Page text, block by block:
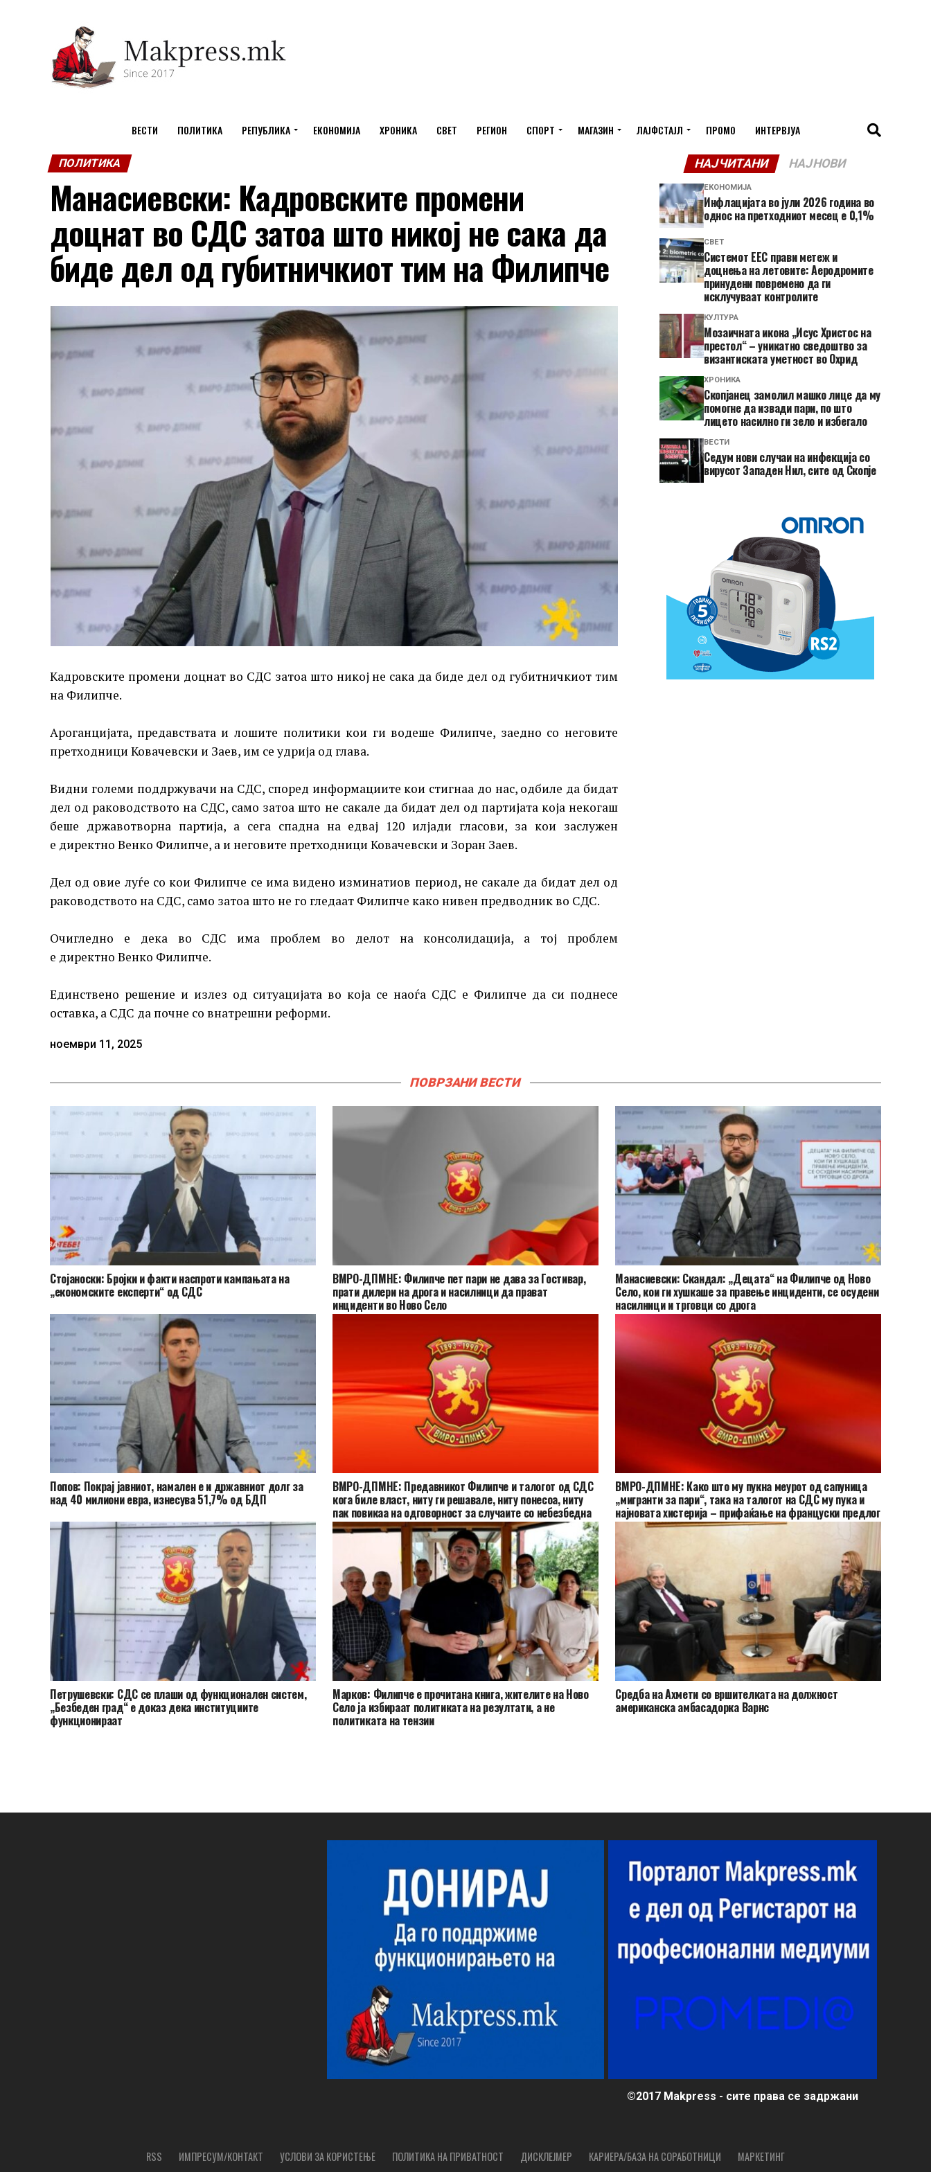
ВЕСТИ ПОЛИТИКА РЕПУБЛИКА ЕКОНОМИЈА ХРОНИКА СВЕТ РЕГИОН СПОРТ МАГАЗИН ЛАЈФСТАЈЛ ПРОМО ИНТЕРВЈУА
ПОЛИТИКА
Манасиевски: Кадровските промени
доцнат во СДС затоа што никој не сака да
биде дел од губитничкиот тим на Филипче
Кадровските промени доцнат во СДС затоа што никој не сака да биде дел од губитничкиот тим
на Филипче.
Ароганцијата, предавствата и лошите политики кои ги водеше Филипче, заедно со неговите
претходници Ковачевски и Заев, им се удрија од глава.
Видни големи поддржувачи на СДС, според информациите кои стигнаа до нас, одбиле да бидат
дел од раководството на СДС, само затоа што не сакале да бидат дел од партијата која некогаш
беше државотворна партија, а сега спадна на едвај 120 илјади гласови, за кои заслужен
е директно Венко Филипче, а и неговите претходници Ковачевски и Зоран Заев.
Дел од овие луѓе со кои Филипче се има видено изминатиов период, не сакале да бидат дел од
раководството на СДС, само затоа што не го гледаат Филипче како нивен предводник во СДС.
Очигледно е дека во СДС има проблем во делот на консолидација, а тој проблем
е директно Венко Филипче.
Единствено решение и излез од ситуацијата во која се наоѓа СДС е Филипче да си поднесе
оставка, а СДС да почне со внатрешни реформи.
ноември 11, 2025
НАЈЧИТАНИ НАЈНОВИ
ЕКОНОМИЈА
Инфлацијата во јули 2026 година во
однос на претходниот месец е 0,1%
СВЕТ
Системот ЕЕС прави метеж и
доцнења на летовите: Аеродромите
принудени повремено да ги
исклучуваат контролите
КУЛТУРА
Мозаичната икона „Исус Христос на
престол“ – уникатно сведоштво за
византиската уметност во Охрид
ХРОНИКА
Скопјанец замолил машко лице да му
помогне да извади пари, по што
лицето насилно ги зело и избегало
ВЕСТИ
Седум нови случаи на инфекција со
вирусот Западен Нил, сите од Скопје
ПОВРЗАНИ ВЕСТИ
Стојаноски: Бројки и факти наспроти кампањата на
„економските експерти“ од СДС
ВМРО-ДПМНЕ: Филипче пет пари не дава за Гостивар,
прати дилери на дрога и насилници да прават
инциденти во Ново Село
Манасиевски: Скандал: „Децата“ на Филипче од Ново
Село, кои ги хушкаше за правење инциденти, се осудени
насилници и трговци со дрога
Попов: Покрај јавниот, намален е и државниот долг за
над 40 милиони евра, изнесува 51,7% од БДП
ВМРО-ДПМНЕ: Предавникот Филипче и талогот од СДС
кога биле власт, ниту ги решавале, ниту понесоа, ниту
пак повикаа на одговорност за случаите со небезбедна
вода за пиење
ВМРО-ДПМНЕ: Како што му пукна меурот од сапуница
„мигранти за пари“, така на талогот на СДС му пука и
најновата хистерија – прифаќање на француски предлог
Петрушевски: СДС се плаши од функционален систем,
„Безбеден град“ е доказ дека институциите
функционираат
Марков: Филипче е прочитана книга, жителите на Ново
Село ја избираат политиката на резултати, а не
политиката на тензии
Средба на Ахмети со вршителката на должност
американска амбасадорка Варнс
©2017 Makpress - сите права се задржани
RSS ИМПРЕСУМ/КОНТАКТ УСЛОВИ ЗА КОРИСТЕЊЕ ПОЛИТИКА НА ПРИВАТНОСТ ДИСКЛЕЈМЕР КАРИЕРА/БАЗА НА СОРАБОТНИЦИ МАРКЕТИНГ